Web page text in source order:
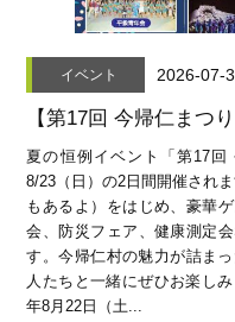
イベント 2026-07-
【第17回 今帰仁まつ
夏の恒例イベント「第17回
8/23（日）の2日間開催され
もあるよ）をはじめ、豪華
会、防災フェア、健康測定
す。今帰仁村の魅力が詰ま
人たちと一緒にぜひお楽し
年8月22日（土...